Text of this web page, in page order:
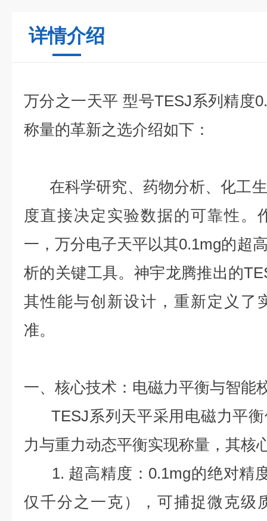
详情介绍
万分之一天平 型号TESJ系列精
称量的革新之选介绍如下：
在科学研究、药物分析、化工
度直接决定实验数据的可靠性。
一，万分电子天平以其0.1mg的超
析的关键工具。神宇龙腾推出的
其性能与创新设计，重新定义了
准。
一、核心技术：电磁力平衡与智能
TESJ系列天平采用电磁力平衡
力与重力动态平衡实现称量，其核
1. 超高精度：0.1mg的绝对精
仅千分之一克），可捕捉微克级